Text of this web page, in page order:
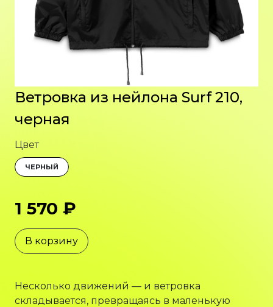
Ветровка из нейлона Surf 210,
черная
Цвет
ЧЕРНЫЙ
1 570 ₽
В корзину
Несколько движений — и ветровка
складывается, превращаясь в маленькую